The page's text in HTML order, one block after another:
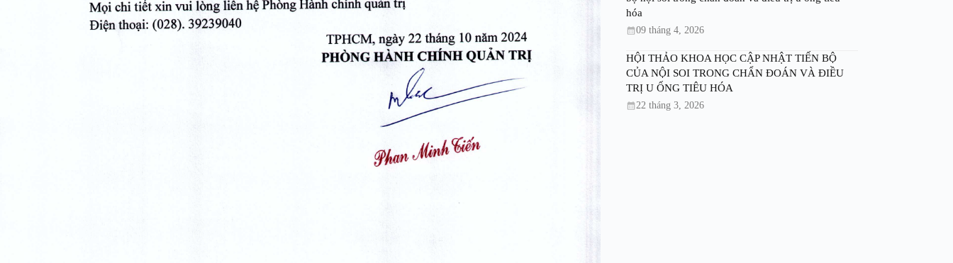
hóa
09 tháng 4, 2026
HỘI THẢO KHOA HỌC CẬP NHẬT TIẾN BỘ
CỦA NỘI SOI TRONG CHẨN ĐOÁN VÀ ĐIỀU
TRỊ U ỐNG TIÊU HÓA
22 tháng 3, 2026